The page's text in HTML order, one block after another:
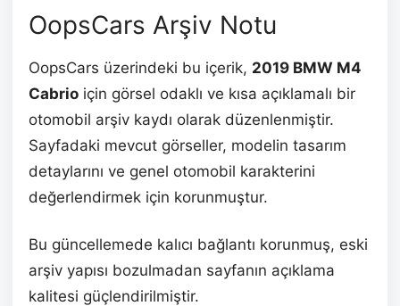
OopsCars Arşiv Notu
OopsCars üzerindeki bu içerik, 2019 BMW M4
Cabrio için görsel odaklı ve kısa açıklamalı bir
otomobil arşiv kaydı olarak düzenlenmiştir.
Sayfadaki mevcut görseller, modelin tasarım
detaylarını ve genel otomobil karakterini
değerlendirmek için korunmuştur.
Bu güncellemede kalıcı bağlantı korunmuş, eski
arşiv yapısı bozulmadan sayfanın açıklama
kalitesi güçlendirilmiştir.